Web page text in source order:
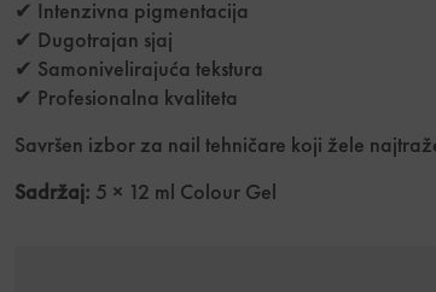
✔ Intenzivna pigmentacija
✔ Dugotrajan sjaj
✔ Samonivelirajuća tekstura
✔ Profesionalna kvaliteta
Savršen izbor za nail tehničare koji žele
Sadržaj: 5 × 12 ml Colour Gel